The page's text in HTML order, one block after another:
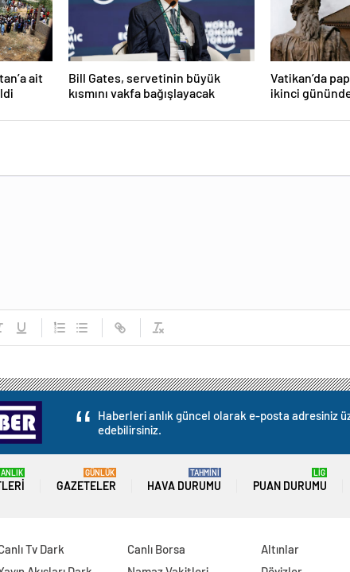
ait
Bill Gates, servetinin büyük
kısmını vakfa bağışlayacak
Vatikan’da
ikinci
Haberleri anlık güncel olarak e-posta adresiniz
edebilirsiniz.
ANLIK
GAZETELER
GÜNLÜK
HAVA DURUMU
TAHMİNİ
PUAN DURUMU
LİG
Tv Dark
Canlı Borsa
Altınlar